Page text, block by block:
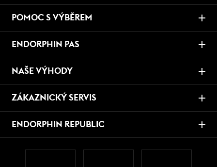
POMOC S VÝBĚREM
ENDORPHIN PAS
NAŠE VÝHODY
ZÁKAZNICKÝ SERVIS
ENDORPHIN REPUBLIC